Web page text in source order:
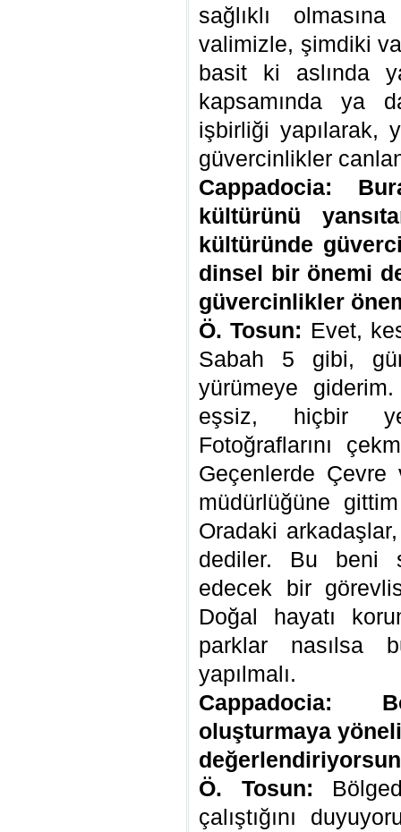
sağlıklı
valimizle, şimdiki
basit ki aslında
kapsamında ya
işbirliği yapılarak,
güvercinlikler
Cappadocia:
kültürünü
kültüründe
dinsel bir önemi
güvercinlikler
Ö. Tosun: Evet,
Sabah 5 gibi,
yürümeye
eşsiz, hiçbir
Fotoğraflarını
Geçenlerde Çevre
müdürlüğüne
Oradaki
dediler. Bu beni
edecek bir
Doğal hayatı
parklar nasılsa
yapılmalı.
Cappadocia:
oluşturmaya
Ö. Tosun:
çalıştığını